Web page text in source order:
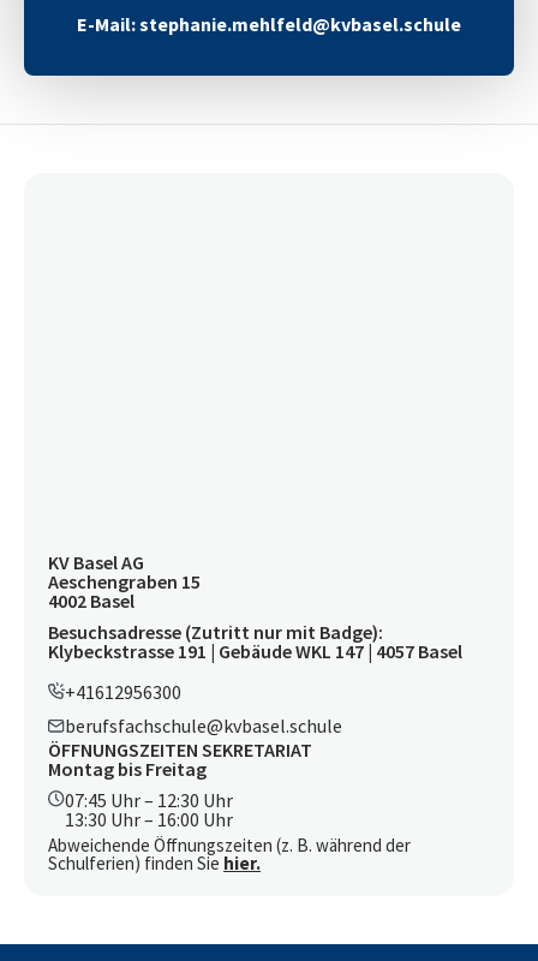
dem Kurs.
Semester wird eine Kostenpauschale von CHF 50.– in
E-Mail: stephanie.mehlfeld@kvbasel.schule
KV Basel AG
Aeschengraben 15
4002 Basel
Besuchsadresse (Zutritt nur mit Badge):
Klybeckstrasse 191 | Gebäude WKL 147 | 4057 Basel
+41612956300
berufsfachschule@kvbasel.schule
ÖFFNUNGSZEITEN SEKRETARIAT
Montag bis Freitag
07:45 Uhr – 12:30 Uhr
13:30 Uhr – 16:00 Uhr
Abweichende Öffnungszeiten (z. B. während der
Schulferien) finden Sie hier.